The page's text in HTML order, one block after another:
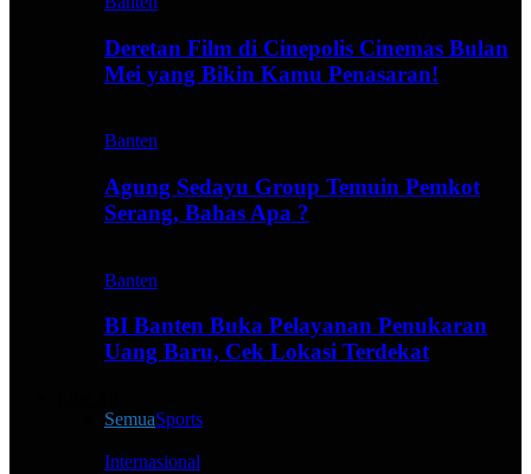
Deretan Film di Cinepolis Cinemas Bulan
Mei yang Bikin Kamu Penasaran!
Banten
Agung Sedayu Group Temuin Pemkot
Serang, Bahas Apa ?
Banten
BI Banten Buka Pelayanan Penukaran
Uang Baru, Cek Lokasi Terdekat
SemuaSports
Internasional